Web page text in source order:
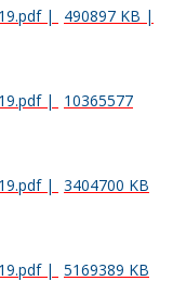
| 490897 KB |
|
10365577
|
3404700 KB
|
5169389 KB